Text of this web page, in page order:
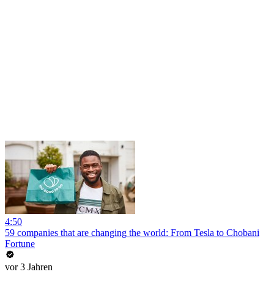
4:50
59 companies that are changing the world: From Tesla to Chobani
Fortune
vor 3 Jahren